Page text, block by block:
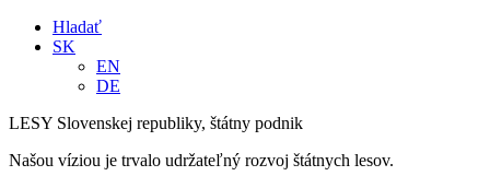
Hladať
SK
EN
DE
LESY Slovenskej republiky, štátny podnik
Našou víziou je trvalo udržateľný rozvoj štátnych lesov.